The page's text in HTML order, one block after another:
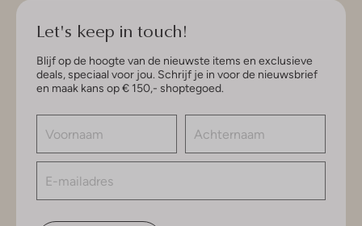
Let's keep in touch!
Blijf op de hoogte van de nieuwste items en exclusieve
deals, speciaal voor jou. Schrijf je in voor de nieuwsbrief
en maak kans op € 150,- shoptegoed.